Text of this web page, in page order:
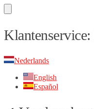
Skip
to
Skip
to
Nederlands
English
Español